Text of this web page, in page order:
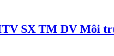
SX TM DV Môi